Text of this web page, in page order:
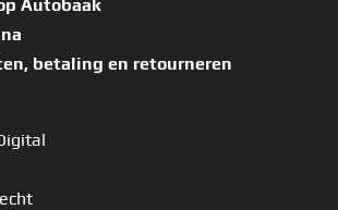
Autobaak
betaling en retourneren